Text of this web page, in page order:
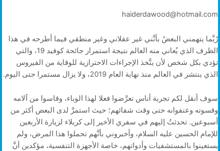
haiderdawood@hotmail.com
رُبَّما يتهمني البعضُ بأنَّني غير عقلاني وغير منطقي فيما أطرحه في هذا
الظرف الذي يُعاني منه العالم نتيجة استمرار جائحة كوفيد 19، والتي
تؤدي بكل شخص لأن يتَّخذ الإجراءات الاحترازية للوقاية من الفيروس
الذي ينتشر في العالم منذ نهاية العام 2019، ولا يزال مستمرا حتى اليوم.
سوف أنقل لكم تجربة أناس تعرَّضوا فعلا لهذا الوباء، وقاسوا من آلامه
وقسوته وعنفوانه حتى وقت شفائهم؛ حيث استمرَّ لدى البعض أكثر من
أسبوعين. تحدثتُ إليهم في سفري الأخير إلى كربلاء لزيارة الأربعين
للإمام الحسين عليه السلام، وأخبروني بأنَّهم تحملوا هذا المرض، ولم
يستعينوا بالمستشفيات وأدواتهم، خاصة الأجهزة التنفسية، مؤكدين أنَّ